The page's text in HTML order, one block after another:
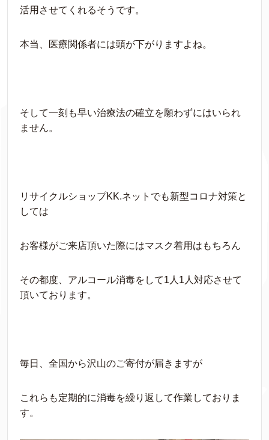
活用させてくれるそうです。
本当、医療関係者には頭が下がりますよね。
そして一刻も早い治療法の確立を願わずにはいられ
ません。
リサイクルショップKK.ネットでも新型コロナ対策と
しては
お客様がご来店頂いた際にはマスク着用はもちろん
その都度、アルコール消毒をして1人1人対応させて
頂いております。
毎日、全国から沢山のご寄付が届きますが
これらも定期的に消毒を繰り返して作業しておりま
す。